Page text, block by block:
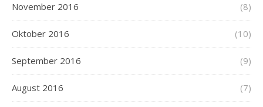
November 2016 (8)
Oktober 2016 (10)
September 2016 (9)
August 2016 (7)